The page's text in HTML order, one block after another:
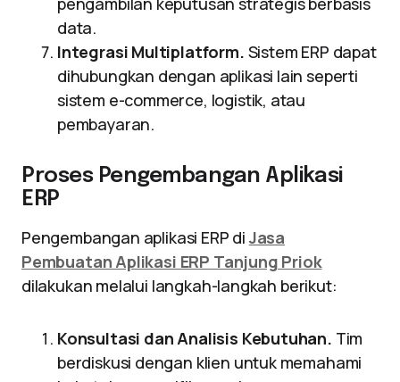
data.
Integrasi Multiplatform. Sistem ERP dapat
dihubungkan dengan aplikasi lain seperti
sistem e-commerce, logistik, atau
pembayaran.
Proses Pengembangan Aplikasi
ERP
Pengembangan aplikasi ERP di Jasa
Pembuatan Aplikasi ERP Tanjung Priok
dilakukan melalui langkah-langkah berikut:
Konsultasi dan Analisis Kebutuhan. Tim
berdiskusi dengan klien untuk memahami